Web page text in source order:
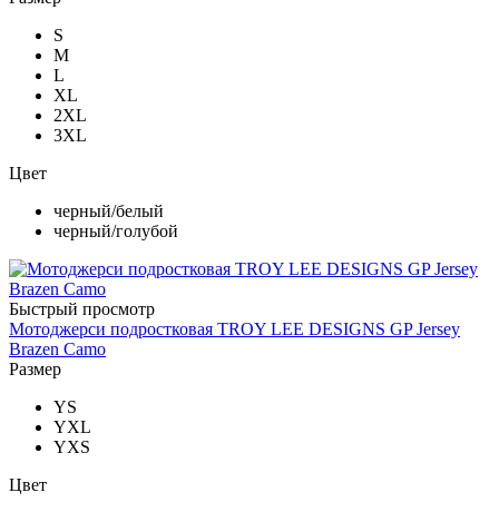
S
M
L
XL
2XL
3XL
Цвет
черный/белый
черный/голубой
Быстрый просмотр
Мотоджерси подростковая TROY LEE DESIGNS GP Jersey
Brazen Camo
Размер
YS
YXL
YXS
Цвет